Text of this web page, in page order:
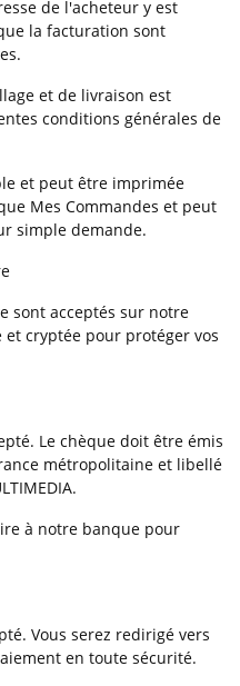
de l'acheteur y est
la facturation sont
et de livraison est
conditions générales de
et peut être imprimée
Mes Commandes et peut
simple demande.
sont acceptés sur notre
cryptée pour protéger vos
Le chèque doit être émis
métropolitaine et libellé
à notre banque pour
Vous serez redirigé vers
en toute sécurité.